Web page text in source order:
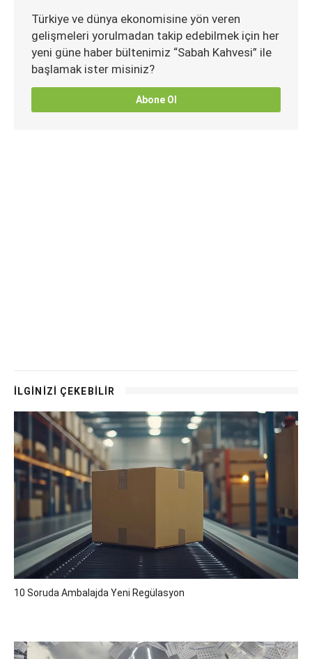
Türkiye ve dünya ekonomisine yön veren
gelişmeleri yorulmadan takip edebilmek için her
yeni güne haber bültenimiz “Sabah Kahvesi” ile
başlamak ister misiniz?
Abone Ol
İLGİNİZİ ÇEKEBİLİR
10 Soruda Ambalajda Yeni Regülasyon